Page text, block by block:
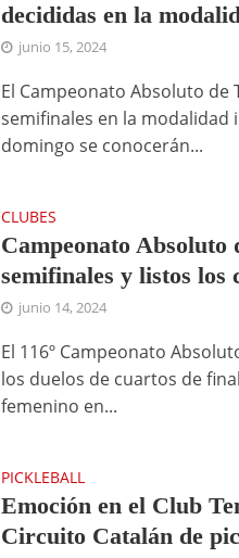
decididas en la
junio 15, 2024
El Campeonato Absoluto de
semifinales en la modalidad
domingo se conocerán...
CLUBES
Campeonato Absoluto
semifinales y listos los
junio 14, 2024
El 116º Campeonato
los duelos de cuartos de
femenino en...
PICKLEBALL
Emoción en el Club
Circuito Catalán de